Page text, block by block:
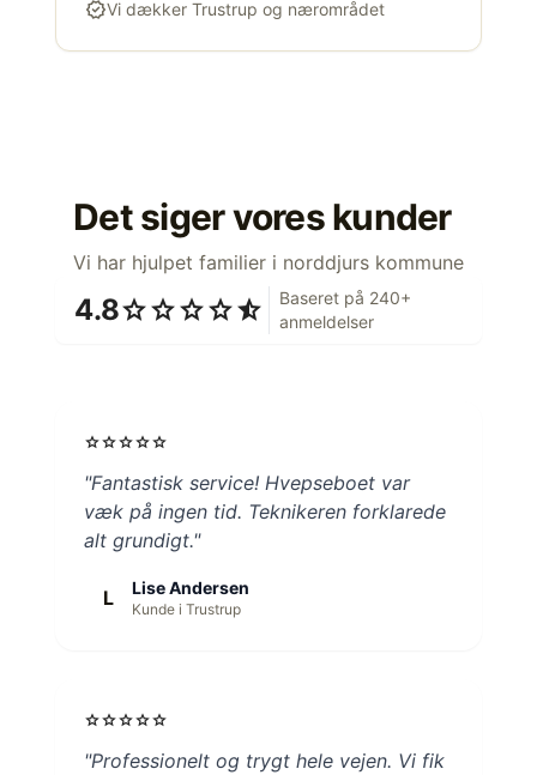
verifiedVi dækker Trustrup og nærområdet
Det siger vores kunder
Vi har hjulpet familier i norddjurs kommune
4.8starstarstarstarstar_half
Baseret på 240+
anmeldelser
starstarstarstarstar
"Fantastisk service! Hvepseboet var
væk på ingen tid. Teknikeren forklarede
alt grundigt."
L Lise Andersen
Kunde i Trustrup
starstarstarstarstar
"Professionelt og trygt hele vejen. Vi fik